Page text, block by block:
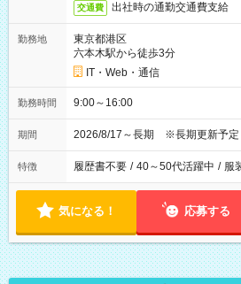
交通費 出社時の通勤交通費支給
勤務地
東京都港区
六本木駅から徒歩3分
IT・Web・通信
勤務時間 9:00～16:00
期間 2026/8/17～長期 ※長期更新予
特徴 履歴書不要 / 40～50代活躍中 / 服
気になる！ 応募する